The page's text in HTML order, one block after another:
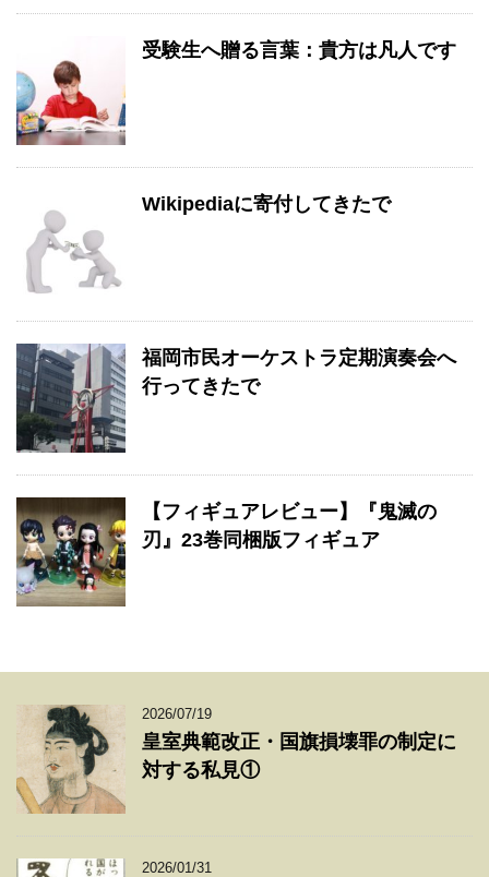
受験生へ贈る言葉：貴方は凡人です
Wikipediaに寄付してきたで
福岡市民オーケストラ定期演奏会へ
行ってきたで
【フィギュアレビュー】『鬼滅の
刃』23巻同梱版フィギュア
2026/07/19
皇室典範改正・国旗損壊罪の制定に
対する私見①
2026/01/31